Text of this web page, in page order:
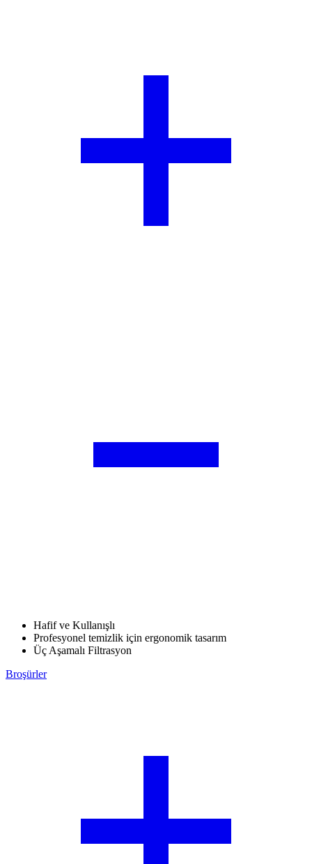
Hafif ve Kullanışlı
Profesyonel temizlik için ergonomik tasarım
Üç Aşamalı Filtrasyon
Broşürler